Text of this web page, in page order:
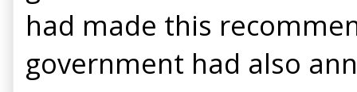
had made this
government had also